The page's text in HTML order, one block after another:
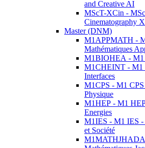
and Creative AI
MScT-XCin -
Cinematography
Master (DNM)
M1APPMATH -
Mathématiques
M1BIOHEA - M1
M1CHEINT - M1
Interfaces
M1CPS - M1
Physique
M1HEP - M1
Energies
M1IES - M1 IES -
et Société